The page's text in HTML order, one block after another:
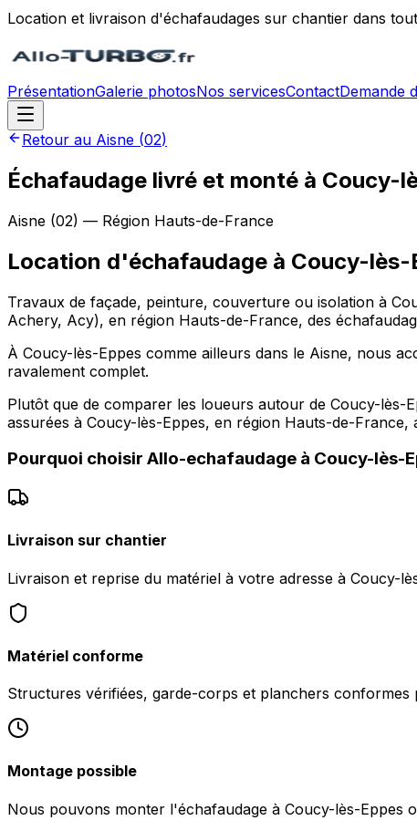
Location et livraison d'échafaudages sur chantier dans
PrésentationGalerie photosNos servicesContactDemande
Retour au Aisne (02)
Échafaudage livré et monté à Coucy-
Aisne (02) — Région Hauts-de-France
Location d'échafaudage à Coucy-lès-
Travaux de façade, peinture, couverture ou isolation à
Achery, Acy), en région Hauts-de-France, des
À Coucy-lès-Eppes comme ailleurs dans le Aisne, nous
ravalement complet.
Plutôt que de comparer les loueurs autour de Coucy-
assurées à Coucy-lès-Eppes, en région Hauts-de-France,
Pourquoi choisir Allo-echafaudage à Coucy-lès-
Livraison sur chantier
Livraison et reprise du matériel à votre adresse à Coucy-
Matériel conforme
Structures vérifiées, garde-corps et planchers conformes
Montage possible
Nous pouvons monter l'échafaudage à Coucy-lès-Eppes